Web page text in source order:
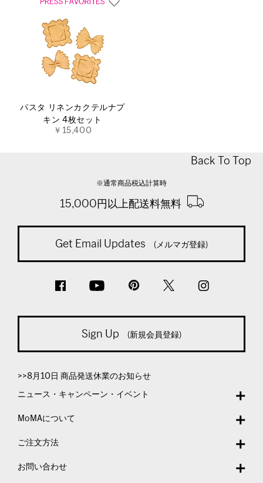
パスタ リネンカクテルナプ
キン 4枚セット
￥15,400
Back To Top
※通常商品税込計算時
15,000円以上配送料無料
Get Email Updates (メルマガ登録)
Sign Up (新規会員登録)
>>8月10日 商品発送休業のお知らせ
ニュース・キャンペーン・イベント
MoMAについて
ご注文方法
お問い合わせ